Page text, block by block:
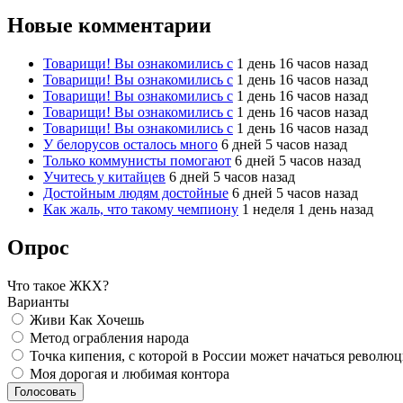
Новые комментарии
Товарищи! Вы ознакомились с 1 день 16 часов назад
Товарищи! Вы ознакомились с 1 день 16 часов назад
Товарищи! Вы ознакомились с 1 день 16 часов назад
Товарищи! Вы ознакомились с 1 день 16 часов назад
Товарищи! Вы ознакомились с 1 день 16 часов назад
У белорусов осталось много 6 дней 5 часов назад
Только коммунисты помогают 6 дней 5 часов назад
Учитесь у китайцев 6 дней 5 часов назад
Достойным людям достойные 6 дней 5 часов назад
Как жаль, что такому чемпиону 1 неделя 1 день назад
Опрос
Что такое ЖКХ?
Варианты
Живи Как Хочешь
Метод ограбления народа
Точка кипения, с которой в России может начаться
Моя дорогая и любимая контора